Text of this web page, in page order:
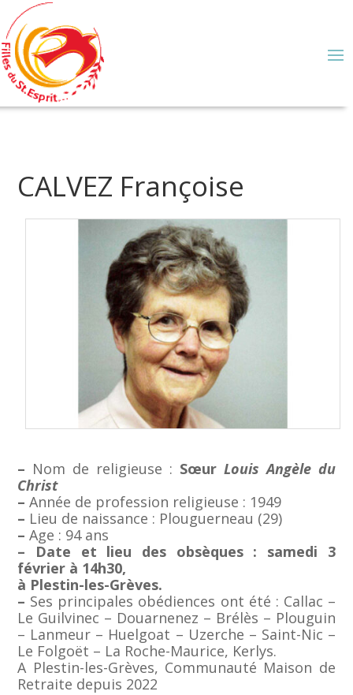
CALVEZ Françoise
– Nom de religieuse : Sœur Louis Angèle du
Christ
– Année de profession religieuse : 1949
– Lieu de naissance : Plouguerneau (29)
– Age : 94 ans
– Date et lieu des obsèques : samedi 3
février à 14h30,
à Plestin-les-Grèves.
– Ses principales obédiences ont été : Callac –
Le Guilvinec – Douarnenez – Brélès – Plouguin
– Lanmeur – Huelgoat – Uzerche – Saint-Nic –
Le Folgoët – La Roche-Maurice, Kerlys.
A Plestin-les-Grèves, Communauté Maison de
Retraite depuis 2022